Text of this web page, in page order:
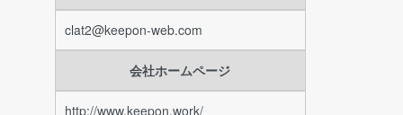
clat2@keepon-web.com
会社ホームページ
http://www.keepon.work/